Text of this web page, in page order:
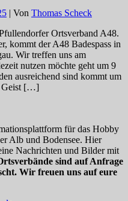
| Von Thomas Scheck
Ortsverband A48.
kommt der A48 Badespass in
Wir treffen uns am
nutzen möchte geht um 9
ausreichend sind kommt um
Geist […]
für das Hobby
Alb und Bodensee. Hier
Nachrichten und Bilder mit
sind auf Anfrage
Wir freuen uns auf eure